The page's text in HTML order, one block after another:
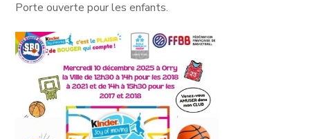
Porte ouverte pour les enfants.